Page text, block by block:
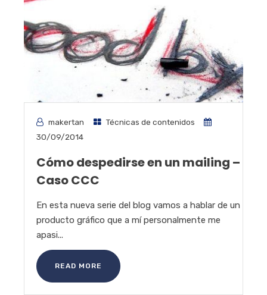
makertan
Técnicas de contenidos
30/09/2014
Cómo despedirse en un mailing –
Caso CCC
En esta nueva serie del blog vamos a hablar de un
producto gráfico que a mí personalmente me
apasi...
READ MORE